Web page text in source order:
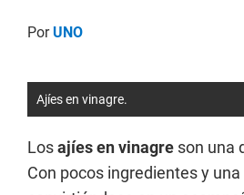
PorUNO
Ajíes en vinagre.
Losajíes en vinagre son una
Con pocos ingredientes y